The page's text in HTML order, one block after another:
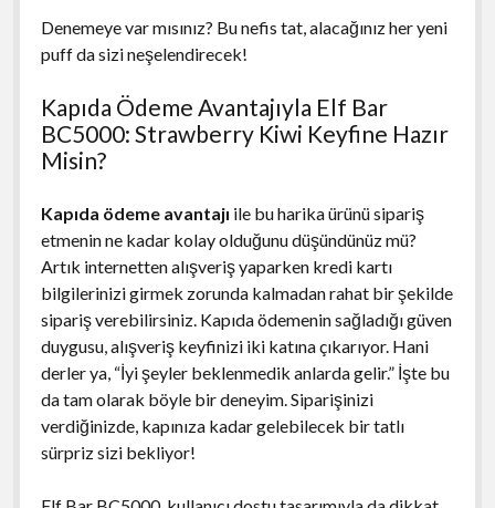
Denemeye var mısınız? Bu nefis tat, alacağınız her yeni
puff da sizi neşelendirecek!
Kapıda Ödeme Avantajıyla Elf Bar
BC5000: Strawberry Kiwi Keyfine Hazır
Misin?
Kapıda ödeme avantajı ile bu harika ürünü sipariş
etmenin ne kadar kolay olduğunu düşündünüz mü?
Artık internetten alışveriş yaparken kredi kartı
bilgilerinizi girmek zorunda kalmadan rahat bir şekilde
sipariş verebilirsiniz. Kapıda ödemenin sağladığı güven
duygusu, alışveriş keyfinizi iki katına çıkarıyor. Hani
derler ya, “İyi şeyler beklenmedik anlarda gelir.” İşte bu
da tam olarak böyle bir deneyim. Siparişinizi
verdiğinizde, kapınıza kadar gelebilecek bir tatlı
sürpriz sizi bekliyor!